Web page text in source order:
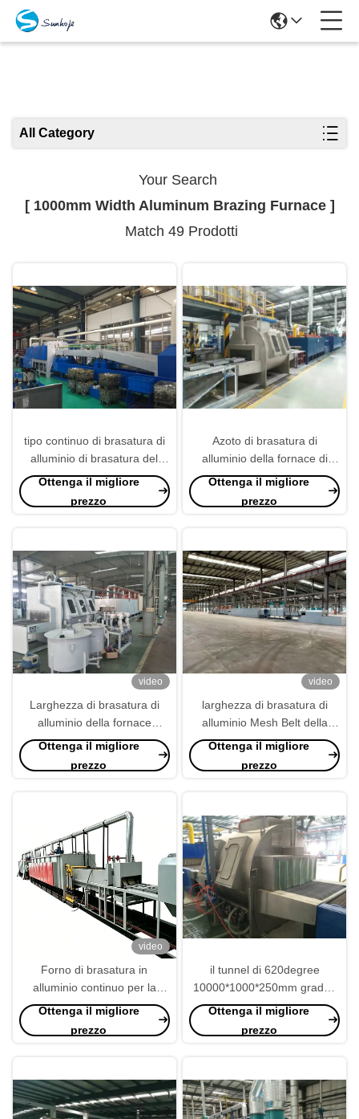
All Category
Your Search
[ 1000mm Width Aluminum Brazing Furnace ]
Match 49 Prodotti
tipo continuo di brasatura di
alluminio di brasatura del
tunnel della fornace di
1000mm di 4m-20m
Ottenga il migliore
prezzo
Azoto di brasatura di
alluminio della fornace di
larghezza di altezza 1000mm
del bene durevole 250mm
Ottenga il migliore
prezzo
video
Larghezza di brasatura di
alluminio della fornace
1000mm di Mesh Belt Spray
Ottenga il migliore
prezzo
video
larghezza di brasatura di
alluminio Mesh Belt della
fornace 1000mm del
consumo dell'azoto 45m3/H
Ottenga il migliore
prezzo
video
Forno di brasatura in
alluminio continuo per la
produzione di radiatori,
condensatori ed scambiatori
di calore
Ottenga il migliore
prezzo
il tunnel di 620degree
10000*1000*250mm gradua
il sistema di raffreddamento
brasatura di alluminio della
Ottenga il migliore
prezzo